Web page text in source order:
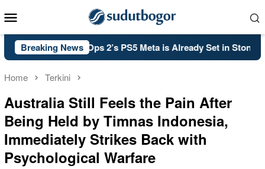
to
Menu
Breaking News
of Duty: Black Ops 2’s PS5 Meta is Already Set in Stone
Home Terkini
Australia Still Feels the Pain After
Being Held by Timnas Indonesia,
Immediately Strikes Back with
Psychological Warfare